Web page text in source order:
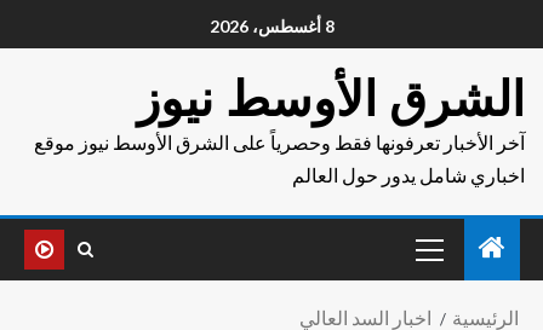
8 أغسطس، 2026
الشرق الأوسط نيوز
آخر الأخبار تعرفونها فقط وحصرياً على الشرق الأوسط نيوز موقع
اخباري شامل يدور حول العالم
الرئيسية اخبار السد العالي